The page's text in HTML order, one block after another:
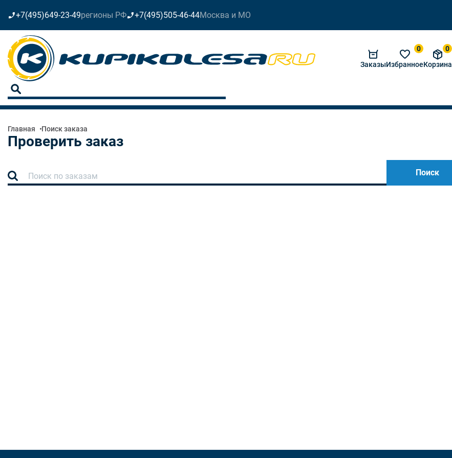
+7(495)649-23-49регионы РФ +7(495)505-46-44Москва и МО
ЗаказыИзбранное
0
Корзина
0
Главная Поиск заказа
Проверить заказ
Поиск